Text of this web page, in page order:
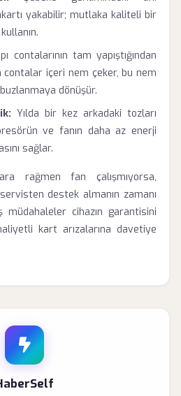
yakabilir; mutlaka kaliteli bir
contalarının tam yapıştığından
contalar içeri nem çeker, bu nem
dönüşür.
Yılda bir kez arkadaki tozları
ve fanın daha az enerji
sağlar.
rağmen fan çalışmıyorsa,
destek almanın zamanı
müdahaleler cihazın garantisini
kart arızalarına davetiye